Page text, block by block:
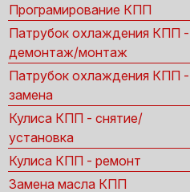
Програмирование КПП
Патрубок охлаждения КПП -
демонтаж/монтаж
Патрубок охлаждения КПП -
замена
Кулиса КПП - снятие/
установка
Кулиса КПП - ремонт
Замена масла КПП